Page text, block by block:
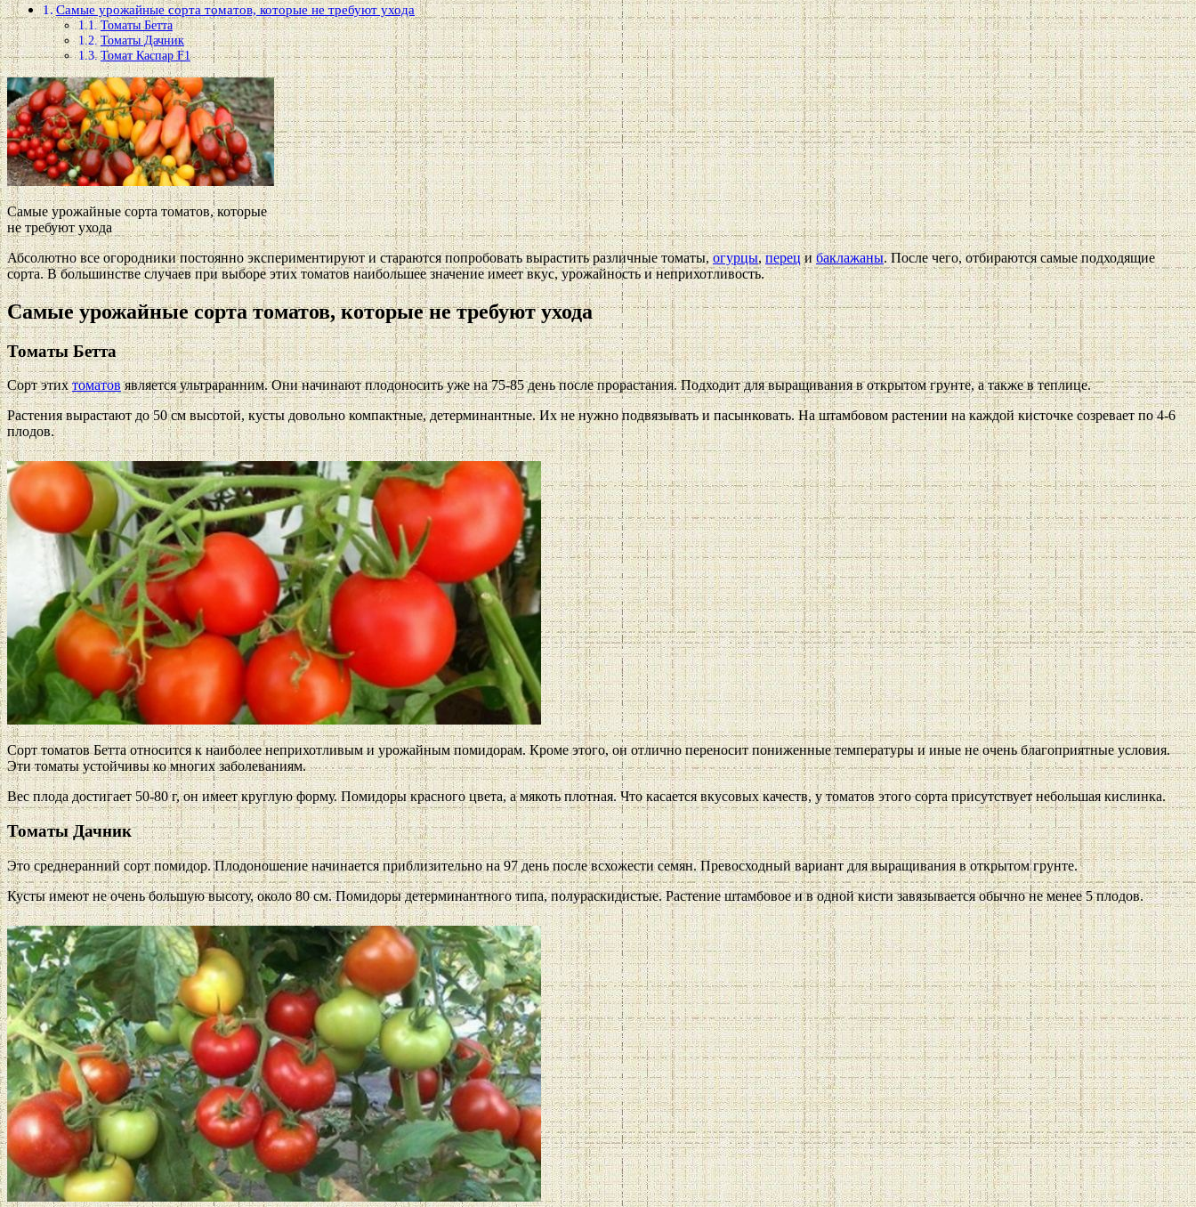
Самые урожайные сорта томатов, которые не требуют ухода
Томаты Бетта
Томаты Дачник
Томат Каспар F1
Самые урожайные сорта томатов, которые
не требуют ухода
Абсолютно все огородники постоянно экспериментируют и стараются попробовать вырастить различные томаты,огурцы,перецибаклажаны. После чего, отбираются самые подходящие
сорта. В большинстве случаев при выборе этих томатов наибольшее значение имеет вкус, урожайность и неприхотливость.
Самые урожайные сорта томатов, которые не требуют ухода
Томаты Бетта
Сорт этихтоматовявляется ультраранним. Они начинают плодоносить уже на 75-85 день после прорастания. Подходит для выращивания в открытом грунте, а также в теплице.
Растения вырастают до 50 см высотой, кусты довольно компактные, детерминантные. Их не нужно подвязывать и пасынковать. На штамбовом растении на каждой кисточке созревает по 4-6
плодов.
Сорт томатов Бетта относится к наиболее неприхотливым и урожайным помидорам. Кроме этого, он отлично переносит пониженные температуры и иные не очень благоприятные условия.
Эти томаты устойчивы ко многих заболеваниям.
Вес плода достигает 50-80 г, он имеет круглую форму. Помидоры красного цвета, а мякоть плотная. Что касается вкусовых качеств, у томатов этого сорта присутствует небольшая кислинка.
Томаты Дачник
Это среднеранний сорт помидор. Плодоношение начинается приблизительно на 97 день после всхожести семян. Превосходный вариант для выращивания в открытом грунте.
Кусты имеют не очень большую высоту, около 80 см. Помидоры детерминантного типа, полураскидистые. Растение штамбовое и в одной кисти завязывается обычно не менее 5 плодов.